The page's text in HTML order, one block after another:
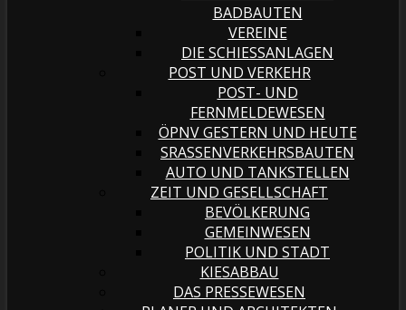
BADBAUTEN
VEREINE
DIE SCHIESSANLAGEN
POST UND VERKEHR
POST- UND
FERNMELDEWESEN
ÖPNV GESTERN UND HEUTE
SRASSENVERKEHRSBAUTEN
AUTO UND TANKSTELLEN
ZEIT UND GESELLSCHAFT
BEVÖLKERUNG
GEMEINWESEN
POLITIK UND STADT
KIESABBAU
DAS PRESSEWESEN